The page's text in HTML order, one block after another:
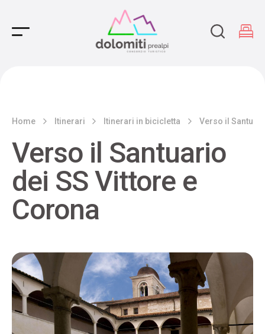
Main Navigation
Home Itinerari Itinerari in bicicletta Verso il
Verso il Santuario
dei SS Vittore e
Corona